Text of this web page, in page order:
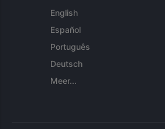
English
Español
Português
Deutsch
Meer...